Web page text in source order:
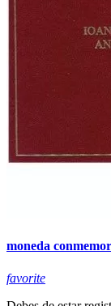
moneda
favorite